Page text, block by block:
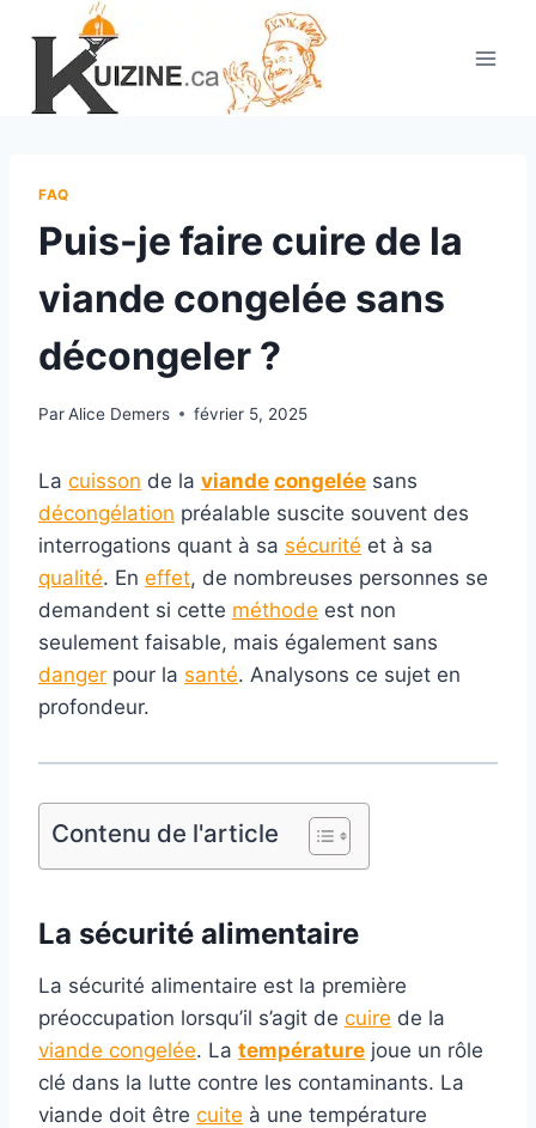
contenu
FAQ
Puis-je faire cuire de la
viande congelée sans
décongeler ?
ParAlice Demers février 5, 2025
La cuisson de la viande congelée sans
décongélation préalable suscite souvent des
interrogations quant à sa sécurité et à sa
qualité. En effet, de nombreuses personnes se
demandent si cette méthode est non
seulement faisable, mais également sans
danger pour la santé. Analysons ce sujet en
profondeur.
Contenu de l'article
La sécurité alimentaire
La sécurité alimentaire est la première
préoccupation lorsqu’il s’agit de cuire de la
viande congelée. La température joue un rôle
clé dans la lutte contre les contaminants. La
viande doit être cuite à une température